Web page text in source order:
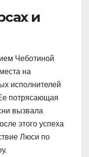
и
Чеботиной
на
исполнителей
потрясающая
вызвала
этого успеха
Люси по